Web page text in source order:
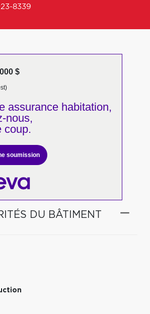
8339
$
assurance habitation,
nous,
coup.
soumission
DU BÂTIMENT